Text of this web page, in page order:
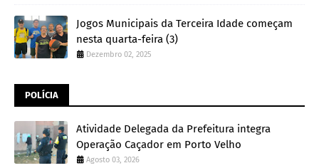
Jogos Municipais da Terceira Idade começam
nesta quarta-feira (3)
Dezembro 02, 2025
POLÍCIA
Atividade Delegada da Prefeitura integra
Operação Caçador em Porto Velho
Agosto 03, 2026